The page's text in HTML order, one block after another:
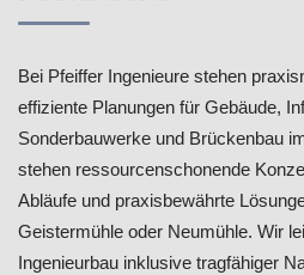
Bei Pfeiffer Ingenieure stehen
effiziente Planungen für Gebäude,
Sonderbauwerke und Brückenbau
stehen ressourcenschonende
Abläufe und praxisbewährte
Geistermühle oder Neumühle. Wir
Ingenieurbau inklusive tragfähiger